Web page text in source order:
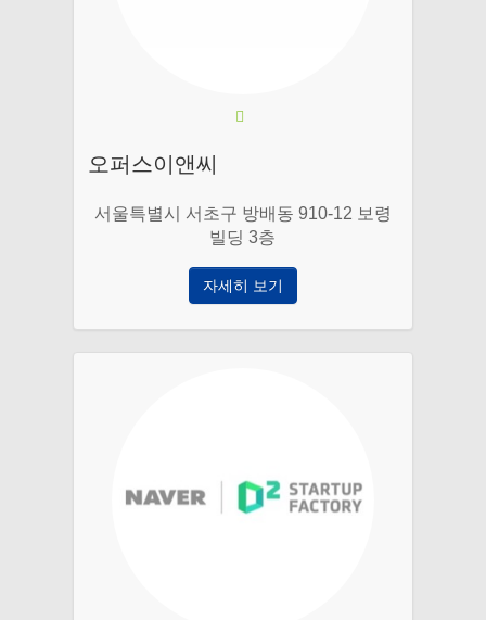
오퍼스이앤씨
서울특별시 서초구 방배동 910-12 보령
빌딩 3층
자세히 보기